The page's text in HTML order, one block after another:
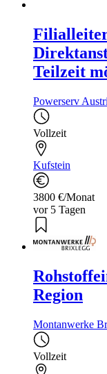
Teilzeit
Powerserv
Vollzeit
Kufstein
3800 €/Monat
vor 5 Tagen
Region
Montanwerke
Vollzeit